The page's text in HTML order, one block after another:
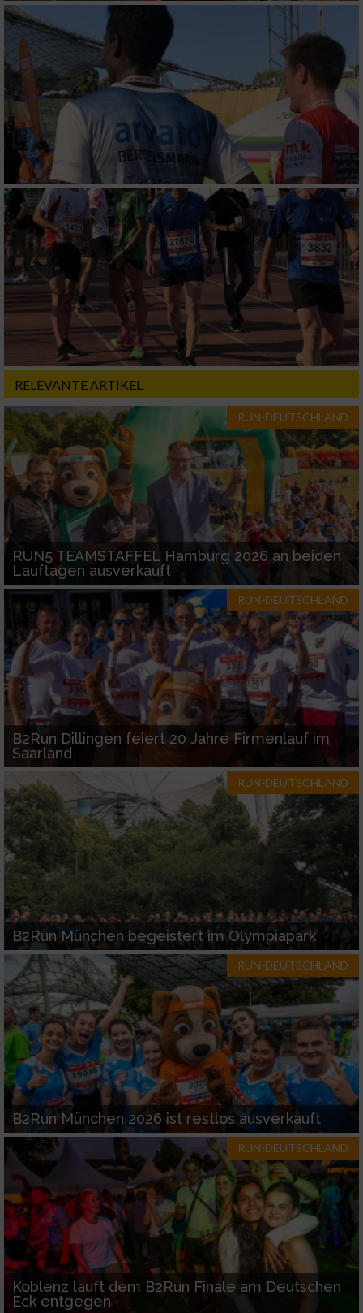
RELEVANTE ARTIKEL
RUN-DEUTSCHLAND
RUN5 TEAMSTAFFEL Hamburg 2026 an beiden
Lauftagen ausverkauft
RUN-DEUTSCHLAND
B2Run Dillingen feiert 20 Jahre Firmenlauf im
Saarland
RUN-DEUTSCHLAND
B2Run München begeistert im Olympiapark
RUN-DEUTSCHLAND
B2Run München 2026 ist restlos ausverkauft
RUN-DEUTSCHLAND
Koblenz läuft dem B2Run Finale am Deutschen
Eck entgegen
IAB-Besonderheiten:
Verwendung genauer Standortdaten
Geräte anhand von aktiv angeforderten
Informationen identifizieren
Nicht-IAB-Verarbeitungszwecke:
Notwendig
Performance
Funktional
Werbung